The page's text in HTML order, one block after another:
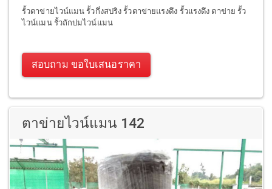
รั้วตาข่ายไวน์แมน รั้วกึ่งสปริง รั้วตาข่ายแรงดึง รั้วแรงดึง ตาข่าย รั้ว
ไวน์แมน รั้วถักปมไวน์แมน
สอบถาม ขอใบเสนอราคา
ตาข่ายไวน์แมน 142